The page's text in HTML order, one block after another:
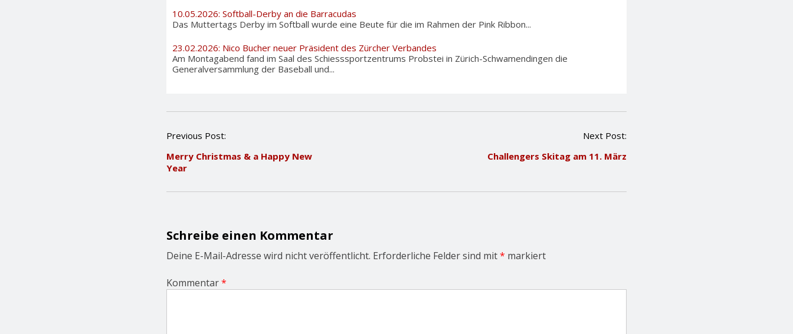
10.05.2026: Softball-Derby an die Barracudas
Das Muttertags Derby im Softball wurde eine Beute für die im Rahmen der Pink Ribbon...
23.02.2026: Nico Bucher neuer Präsident des Zürcher Verbandes
Am Montagabend fand im Saal des Schiesssportzentrums Probstei in Zürich-Schwamendingen die
Generalversammlung der Baseball und...
P
s
t
a
g
a
t
n
Previous Post:
Merry Christmas & a Happy New
Year
Next Post:
Challengers Skitag am 11. März
Schreibe einen Kommentar
Deine E-Mail-Adresse wird nicht veröffentlicht. Erforderliche Felder sind mit* markiert
Kommentar*